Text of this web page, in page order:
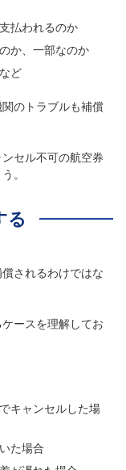
払われるのか
か、一部なのか
ど
のトラブルも補償
セル不可の航空券
。
る
されるわけではな
ースを理解してお
キャンセルした場
た場合